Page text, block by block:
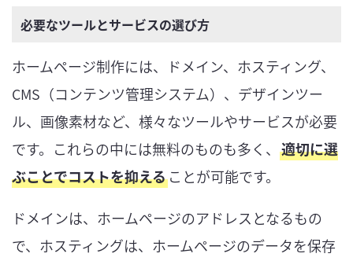
必要なツールとサービスの選び方
ホームページ制作には、ドメイン、ホスティング、
CMS（コンテンツ管理システム）、デザインツー
ル、画像素材など、様々なツールやサービスが必要
です。これらの中には無料のものも多く、 適切に選
ぶことでコストを抑えることが可能です。
ドメインは、ホームページのアドレスとなるもの
で、ホスティングは、ホームページのデータを保存